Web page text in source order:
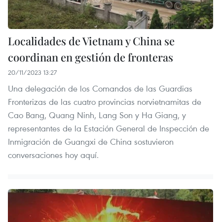
Localidades de Vietnam y China se
coordinan en gestión de fronteras
20/11/2023 13:27
Una delegación de los Comandos de las Guardias
Fronterizas de las cuatro provincias norvietnamitas de
Cao Bang, Quang Ninh, Lang Son y Ha Giang, y
representantes de la Estación General de Inspección de
Inmigración de Guangxi de China sostuvieron
conversaciones hoy aquí.